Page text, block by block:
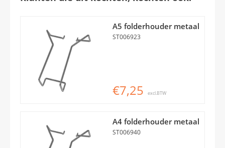
A5 folderhouder metaal
ST006923
€7,25 excl.BTW
A4 folderhouder metaal
ST006940